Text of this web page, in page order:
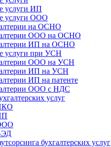
услуги ИП
услуги ООО
на ОСНО
ООО на ОСНО
ИП на ОСНО
услуги при УСН
ООО на УСН
ИП на УСН
ИП на патенте
ООО с НДС
услуг
бухгалтерских услуг